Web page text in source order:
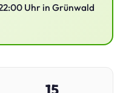
Uhr in Grünwald
15